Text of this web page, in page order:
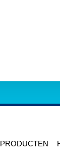
PRODUCTEN